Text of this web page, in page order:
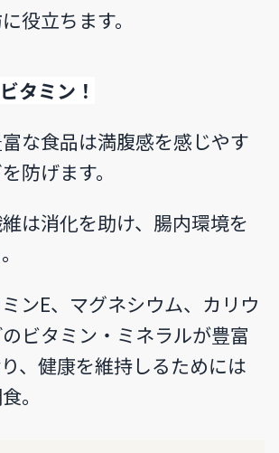
役立ちます。
タミン！
な食品は満腹感を感じやす
防げます。
は消化を助け、腸内環境を
ンE、マグネシウム、カリウ
ビタミン・ミネラルが豊富
、健康を維持しるためには
。